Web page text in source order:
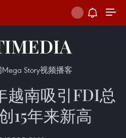
Mega Story视频播客
越南吸引FDI总
15年来新高